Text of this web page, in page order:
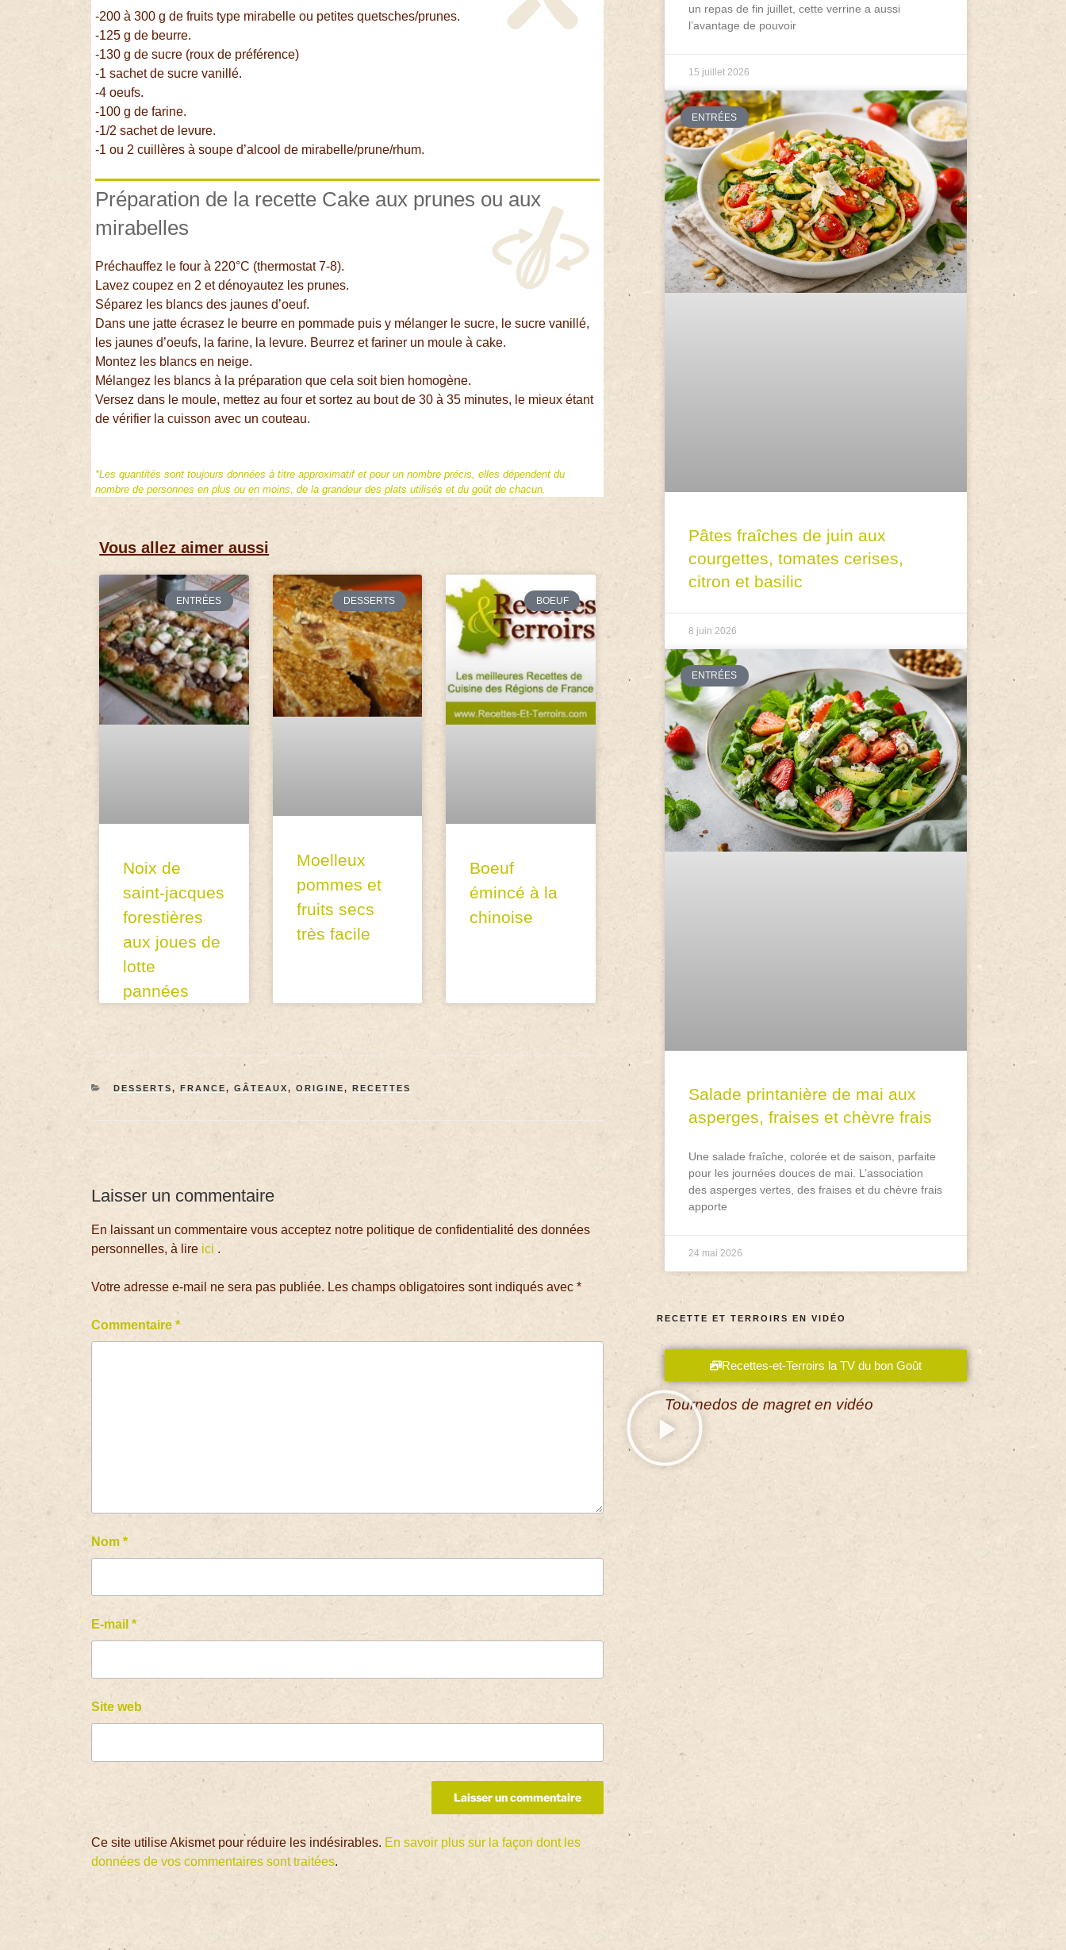
-200 à 300 g de fruits type mirabelle ou petites quetsches/prunes.
-125 g de beurre.
-130 g de sucre (roux de préférence)
-1 sachet de sucre vanillé.
-4 oeufs.
-100 g de farine.
-1/2 sachet de levure.
-1 ou 2 cuillères à soupe d’alcool de mirabelle/prune/rhum.
Préparation de la recette Cake aux prunes ou aux
mirabelles
Préchauffez le four à 220°C (thermostat 7-8).
Lavez coupez en 2 et dénoyautez les prunes.
Séparez les blancs des jaunes d’oeuf.
Dans une jatte écrasez le beurre en pommade puis y mélanger le sucre, le sucre vanillé,
les jaunes d’oeufs, la farine, la levure. Beurrez et fariner un moule à cake.
Montez les blancs en neige.
Mélangez les blancs à la préparation que cela soit bien homogène.
Versez dans le moule, mettez au four et sortez au bout de 30 à 35 minutes, le mieux étant
de vérifier la cuisson avec un couteau.
*Les quantités sont toujours données à titre approximatif et pour un nombre précis, elles dépendent du
nombre de personnes en plus ou en moins, de la grandeur des plats utilisés et du goût de chacun.
Vous allez aimer aussi
ENTRÉES
Noix de
saint-jacques
forestières
aux joues de
lotte
pannées
DESSERTS
Moelleux
pommes et
fruits secs
très facile
BOEUF
Boeuf
émincé à la
chinoise
DESSERTS, FRANCE, GÂTEAUX, ORIGINE, RECETTES
Laisser un commentaire
En laissant un commentaire vous acceptez notre politique de confidentialité des données
personnelles, à lire ici .
Votre adresse e-mail ne sera pas publiée. Les champs obligatoires sont indiqués avec*
Commentaire*
Nom*
E-mail*
Site web
Ce site utilise Akismet pour réduire les indésirables. En savoir plus sur la façon dont les
données de vos commentaires sont traitées.
un repas de fin juillet, cette verrine a aussi
l’avantage de pouvoir
15 juillet 2026
ENTRÉES
Pâtes fraîches de juin aux
courgettes, tomates cerises,
citron et basilic
8 juin 2026
ENTRÉES
Salade printanière de mai aux
asperges, fraises et chèvre frais
Une salade fraîche, colorée et de saison, parfaite
pour les journées douces de mai. L’association
des asperges vertes, des fraises et du chèvre frais
apporte
24 mai 2026
RECETTE ET TERROIRS EN VIDÉO
Recettes-et-Terroirs la TV du bon Goût
Tournedos de magret en vidéo